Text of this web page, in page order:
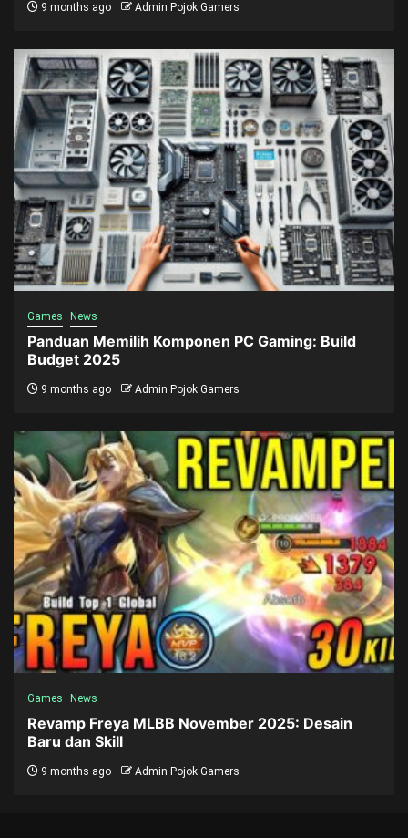
9 months ago Admin Pojok Gamers
Games News
Panduan Memilih Komponen PC Gaming: Build
Budget 2025
9 months ago Admin Pojok Gamers
Games News
Revamp Freya MLBB November 2025: Desain
Baru dan Skill
9 months ago Admin Pojok Gamers